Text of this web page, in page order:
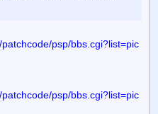
psp/bbs.cgi?list=pic
psp/bbs.cgi?list=pic